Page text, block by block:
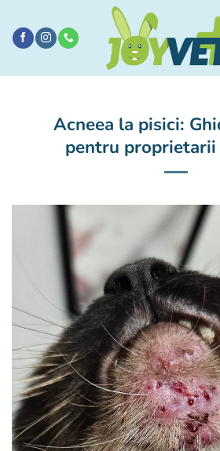
conținut
Acneea la pisici:
pentru proprietarii